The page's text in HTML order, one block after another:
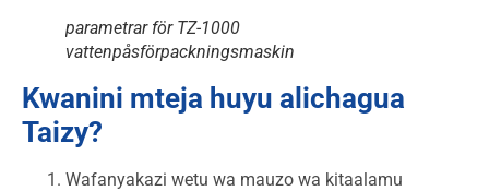
parametrar för TZ-1000
vattenpåsförpackningsmaskin
Kwanini mteja huyu alichagua
Taizy?
Wafanyakazi wetu wa mauzo wa kitaalamu